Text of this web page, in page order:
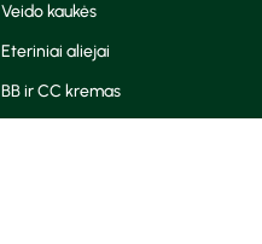
Veido kaukės
Eteriniai aliejai
BB ir CC kremas